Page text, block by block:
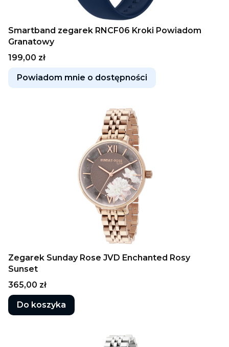
Smartband zegarek RNCF06 Kroki Powiadom
Granatowy
Cena
199,00 zł
Powiadom mnie o dostępności
Zegarek Sunday Rose JVD Enchanted Rosy
Sunset
Cena
365,00 zł
Do koszyka